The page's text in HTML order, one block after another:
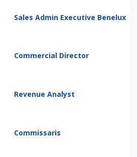
Sales Admin Executive Benelux
Commercial Director
Revenue Analyst
Commissaris